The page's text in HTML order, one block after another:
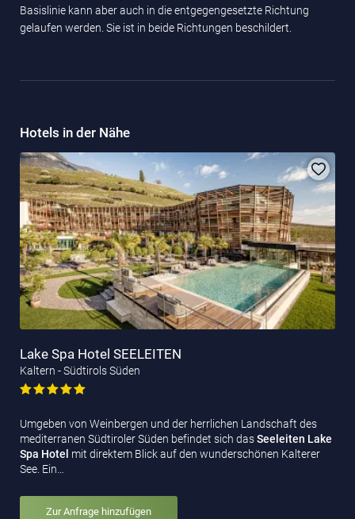
Basislinie kann aber auch in die entgegengesetzte Richtung
gelaufen werden. Sie ist in beide Richtungen beschildert.
Hotels in der Nähe
Lake Spa Hotel SEELEITEN
Kaltern - Südtirols Süden
Umgeben von Weinbergen und der herrlichen Landschaft des
mediterranen Südtiroler Süden befindet sich dasSeeleiten Lake
Spa Hotel mit direktem Blick auf den wunderschönen Kalterer
See. Ein…
Zur Anfrage hinzufügen